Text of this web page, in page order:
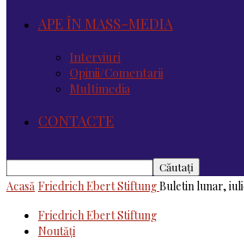
APE ÎN MASS-MEDIA
Interviuri
Opinii/Comentarii
Multimedia
CONTACTE
Acasă Friedrich Ebert StiftungBuletin lunar,
Friedrich Ebert Stiftung
Noutăţi